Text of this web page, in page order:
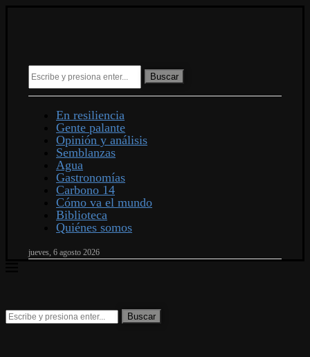
Buscar
En resiliencia
Gente palante
Opinión y análisis
Semblanzas
Agua
Gastronomías
Carbono 14
Cómo va el mundo
Biblioteca
Quiénes somos
jueves, 6 agosto 2026